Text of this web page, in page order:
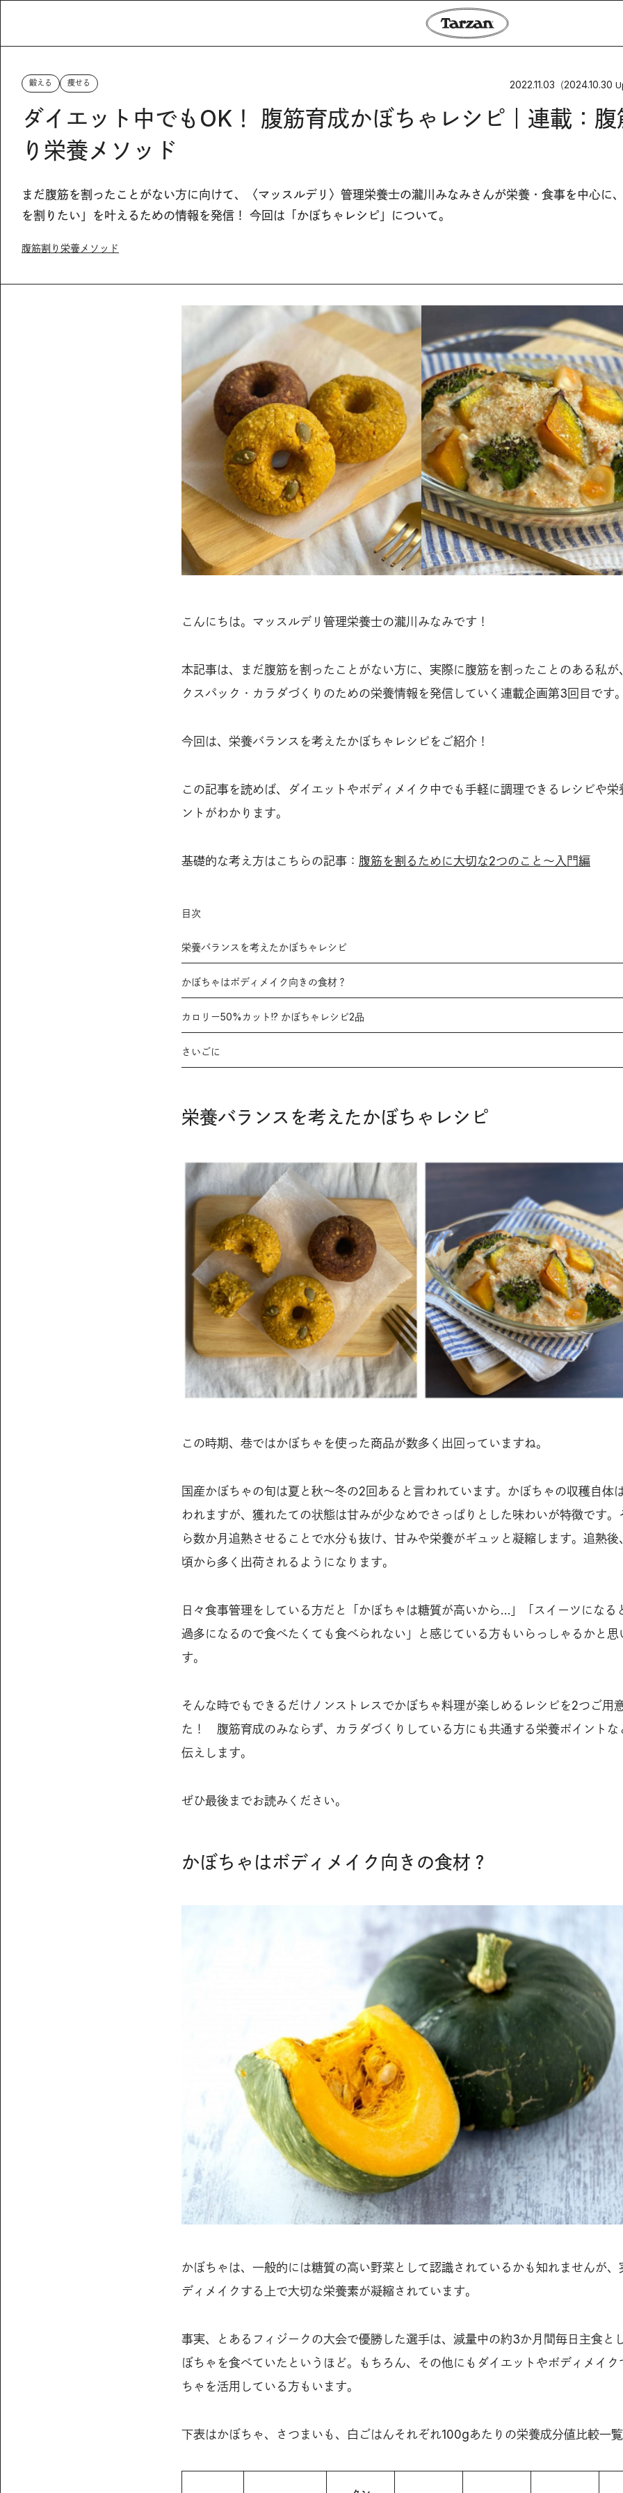
鍛える 痩せる 2022.11.03 （2024.10.30
ダイエット中でもOK！ 腹筋育成かぼちゃレシピ｜連載：腹
り栄養メソッド
まだ腹筋を割ったことがない方に向けて、〈マッスルデリ〉管理栄養士の瀧川みなみさんが栄養・食事を中心に
を割りたい」を叶えるための情報を発信！ 今回は「かぼちゃレシピ」について。
腹筋割り栄養メソッド
こんにちは。マッスルデリ管理栄養士の瀧川みなみです！
本記事は、まだ腹筋を割ったことがない方に、実際に腹筋を割ったことのある私が
クスパック・カラダづくりのための栄養情報を発信していく連載企画第3回目です。
今回は、栄養バランスを考えたかぼちゃレシピをご紹介！
この記事を読めば、ダイエットやボディメイク中でも手軽に調理できるレシピや栄
ントがわかります。
基礎的な考え方はこちらの記事： 腹筋を割るために大切な2つのこと〜入門編
目次
栄養バランスを考えたかぼちゃレシピ
かぼちゃはボディメイク向きの食材？
カロリー50%カット!? かぼちゃレシピ2品
さいごに
栄養バランスを考えたかぼちゃレシピ
この時期、巷ではかぼちゃを使った商品が数多く出回っていますね。
国産かぼちゃの旬は夏と秋〜冬の2回あると言われています。かぼちゃの収穫自体
われますが、獲れたての状態は甘みが少なめでさっぱりとした味わいが特徴です。
ら数か月追熟させることで水分も抜け、甘みや栄養がギュッと凝縮します。追熟後
頃から多く出荷されるようになります。
日々食事管理をしている方だと「かぼちゃは糖質が高いから…」「スイーツになる
過多になるので食べたくても食べられない」と感じている方もいらっしゃるかと思
す。
そんな時でもできるだけノンストレスでかぼちゃ料理が楽しめるレシピを2つご用
た！ 腹筋育成のみならず、カラダづくりしている方にも共通する栄養ポイントな
伝えします。
ぜひ最後までお読みください。
かぼちゃはボディメイク向きの食材？
かぼちゃは、一般的には糖質の高い野菜として認識されているかも知れませんが、
ディメイクする上で大切な栄養素が凝縮されています。
事実、とあるフィジークの大会で優勝した選手は、減量中の約3か月間毎日主食と
ぼちゃを食べていたというほど。もちろん、その他にもダイエットやボディメイク
ちゃを活用している方もいます。
下表はかぼちゃ、さつまいも、白ごはんそれぞれ100gあたりの栄養成分値比較一覧